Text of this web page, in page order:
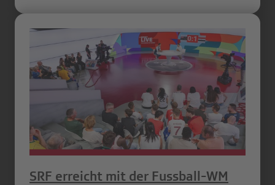
SRF erreicht mit der Fussball-WM